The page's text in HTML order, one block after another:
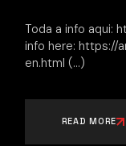
Toda a info aqui:
info here: https://
en.html
READ MORE